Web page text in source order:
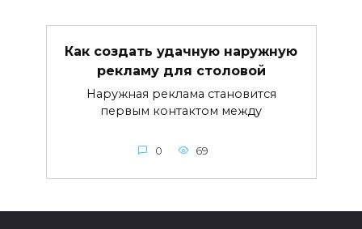
Как создать удачную наружную
рекламу для столовой
Наружная реклама становится
первым контактом между
0 69